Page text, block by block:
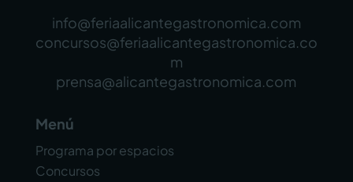
info@feriaalicantegastronomica.com
concursos@feriaalicantegastronomica.co
m
prensa@alicantegastronomica.com
Menú
Programa por espacios
Concursos